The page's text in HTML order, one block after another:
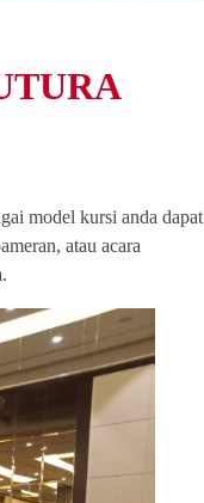
model kursi anda dapat
atau acara